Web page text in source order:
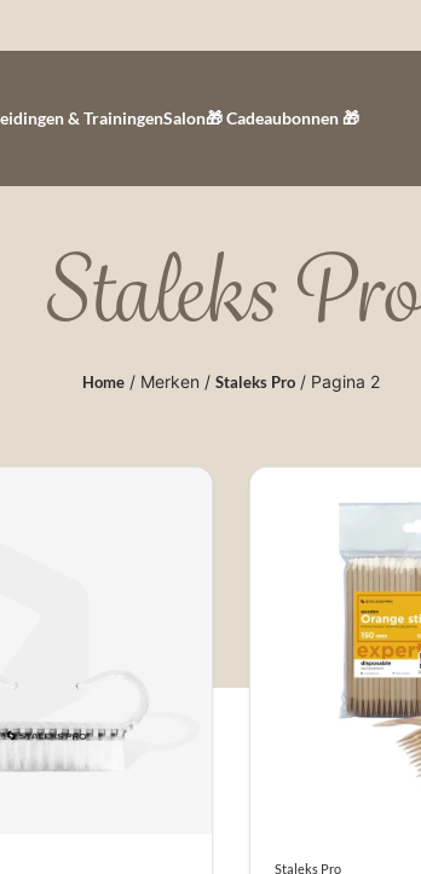
& TrainingenSalon🎁 Cadeaubonnen 🎁
Staleks Pro
Home / Merken / Staleks Pro / Pagina 2
Staleks Pro